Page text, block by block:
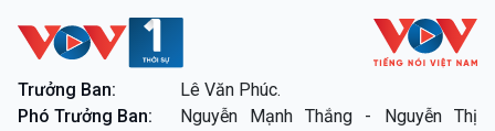
Trưởng Ban:
Lê Văn Phúc.
Phó Trưởng Ban:
Nguyễn Mạnh Thắng - Nguyễn Thị